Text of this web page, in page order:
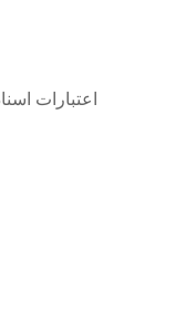
اعتبارات